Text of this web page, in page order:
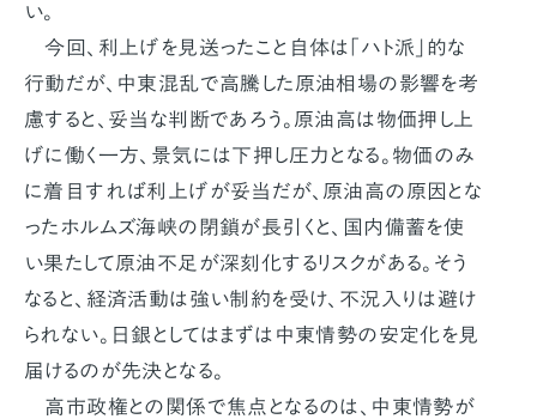
い。
今回、利上げを見送ったこと自体は「ハト派」的な
行動だが、中東混乱で高騰した原油相場の影響を考
慮すると、妥当な判断であろう。原油高は物価押し上
げに働く一方、景気には下押し圧力となる。物価のみ
に着目すれば利上げが妥当だが、原油高の原因とな
ったホルムズ海峡の閉鎖が長引くと、国内備蓄を使
い果たして原油不足が深刻化するリスクがある。そう
なると、経済活動は強い制約を受け、不況入りは避け
られない。日銀としてはまずは中東情勢の安定化を見
届けるのが先決となる。
高市政権との関係で焦点となるのは、中東情勢が